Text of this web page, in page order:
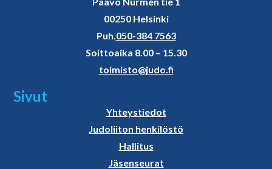
00250 Helsinki
Puh. 050-384 7563
Soittoaika 8.00 – 15.30
toimisto@judo.fi
Sivut
Yhteystiedot
Judoliiton henkilöstö
Hallitus
Jäsenseurat